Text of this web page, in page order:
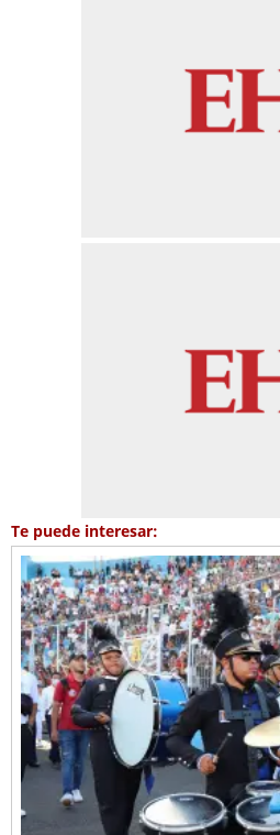
Te puede interesar: